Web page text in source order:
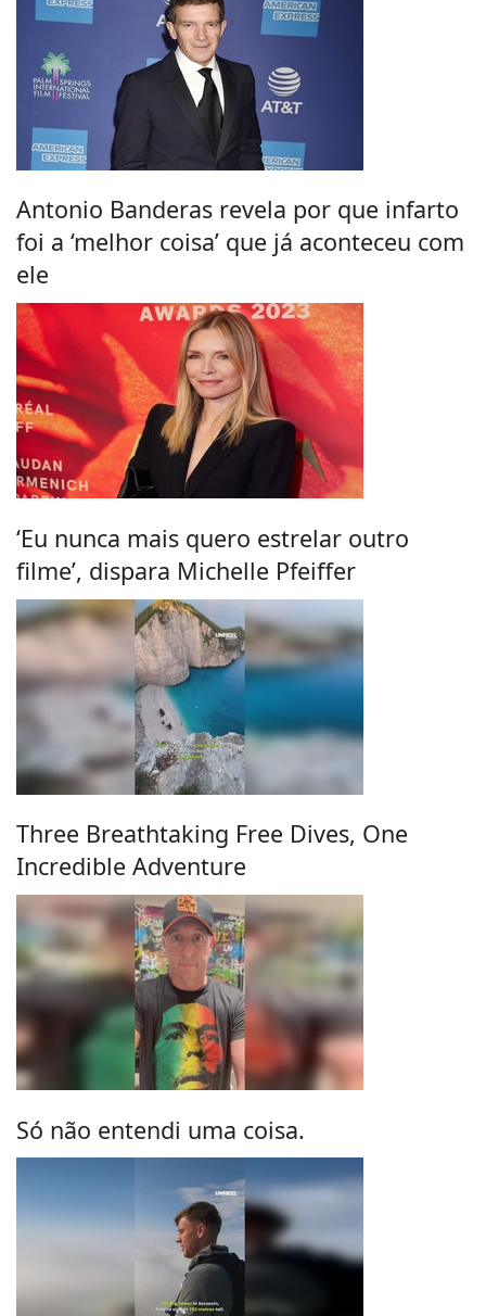
Antonio Banderas revela por que infarto
foi a ‘melhor coisa’ que já aconteceu com
ele
‘Eu nunca mais quero estrelar outro
filme’, dispara Michelle Pfeiffer
Three Breathtaking Free Dives, One
Incredible Adventure
Só não entendi uma coisa.